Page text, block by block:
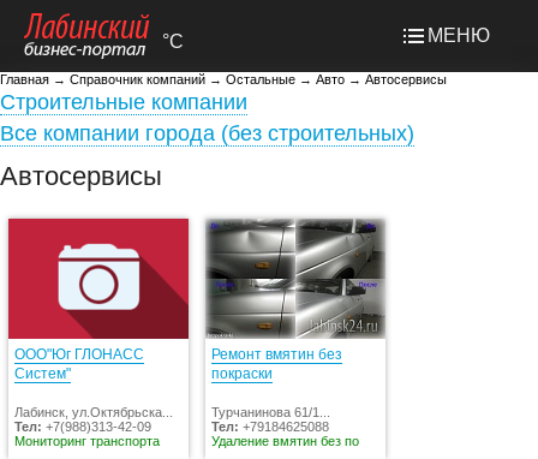
°C МЕНЮ
Главная → Справочник компаний → Остальные → Авто → Автосервисы
Строительные компании
Все компании города (без строительных)
Автосервисы
ООО"Юг ГЛОНАСС
Систем"
Лабинск, ул.Октябрьска...
Тел: +7(988)313-42-09
Мониторинг транспорта
Ремонт вмятин без
покраски
Турчанинова 61/1...
Тел: +79184625088
Удаление вмятин без по